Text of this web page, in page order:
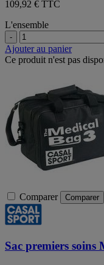
109,92 € TTC
L'ensemble
-
Ajouter au panier
Ce produit n'est pas
Comparer Comparer
Sac premiers soins